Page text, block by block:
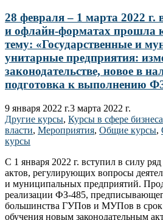
28 февраля – 1 марта 2022 г.
и офлайн-форматах прошла
тему: «Государственные и
унитарные предприятия:
законодательстве, новое в
подготовка к выполнению
9 января 2022 г.3 марта 2022 г.
Другие курсы, Курсы в сфере бизнеса
власти, Мероприятия, Общие курсы,
курсы
С 1 января 2022 г. вступил в силу
актов, регулирующих вопросы
и муниципальных предприятий.
реализации ФЗ-485,
большинства ГУПов и МУПов в
обучения новым законодательным